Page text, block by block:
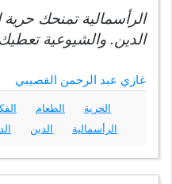
الرأسمالية تمنحك حرية
الدين. والشيوعية
غازي عبد الرحمن القصيبي
الحرية الطعام
الرأسمالية
الدين